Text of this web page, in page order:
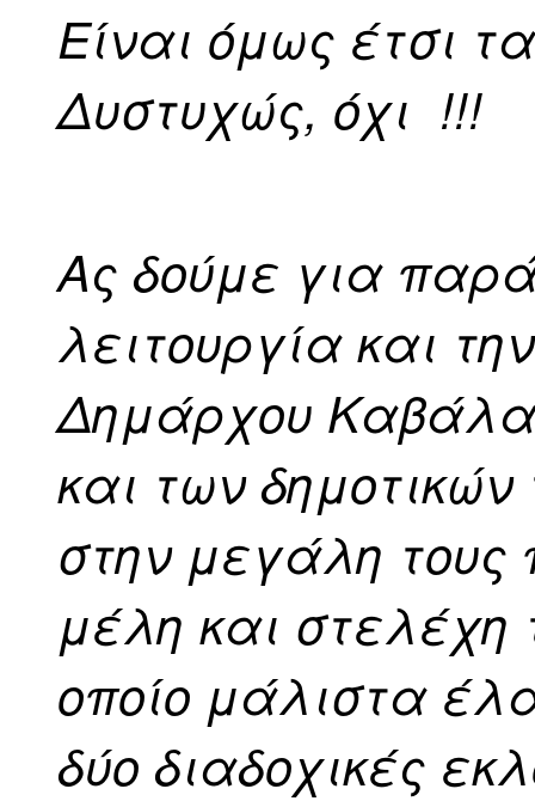
Είναι όμως έτσι
Δυστυχώς, όχι !!!
Ας δούμε για
λειτουργία και
Δημάρχου
και των
στην μεγάλη τους
μέλη και
οποίο μάλιστα
δύο διαδοχικές